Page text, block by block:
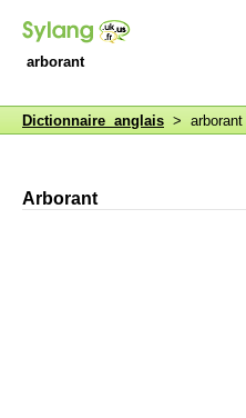
arborant
Dictionnaire anglais > arborant
Arborant